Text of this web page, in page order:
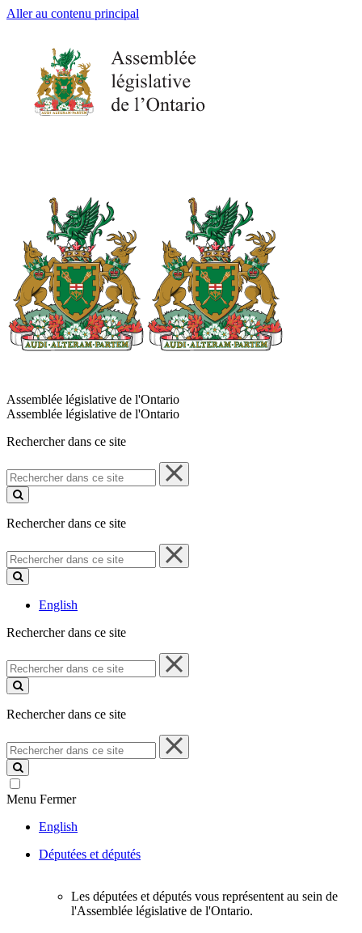
Aller au contenu principal
Assemblée législative de l'Ontario
Assemblée législative de l'Ontario
Rechercher dans ce site
Rechercher
dans
ce
Rechercher dans ce site
Rechercher
dans
ce
English
Rechercher dans ce site
Rechercher
dans
ce
Rechercher dans ce site
Rechercher
dans
ce
site
Menu Fermer
English
Députées et députés
Les députées et députés vous représentent au sein de
l'Assemblée législative de l'Ontario.